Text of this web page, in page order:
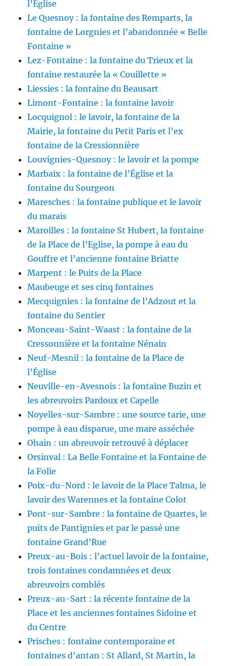
l’Église
Le Quesnoy : la fontaine des Remparts, la
fontaine de Lorgnies et l’abandonnée « Belle
Fontaine »
Lez-Fontaine : la fontaine du Trieux et la
fontaine restaurée la « Couillette »
Liessies : la fontaine du Beausart
Limont-Fontaine : la fontaine lavoir
Locquignol : le lavoir, la fontaine de la
Mairie, la fontaine du Petit Paris et l’ex
fontaine de la Cressionnière
Louvignies-Quesnoy : le lavoir et la pompe
Marbaix : la fontaine de l’Église et la
fontaine du Sourgeon
Maresches : la fontaine publique et le lavoir
du marais
Maroilles : la fontaine St Hubert, la fontaine
de la Place de l’Eglise, la pompe à eau du
Gouffre et l’ancienne fontaine Briatte
Marpent : le Puits de la Place
Maubeuge et ses cinq fontaines
Mecquignies : la fontaine de l’Adzout et la
fontaine du Sentier
Monceau-Saint-Waast : la fontaine de la
Cressonnière et la fontaine Nénain
Neuf-Mesnil : la fontaine de la Place de
l’Église
Neuville-en-Avesnois : la fontaine Buzin et
les abreuvoirs Pardoux et Capelle
Noyelles-sur-Sambre : une source tarie, une
pompe à eau disparue, une mare asséchée
Ohain : un abreuvoir retrouvé à déplacer
Orsinval : La Belle Fontaine et la Fontaine de
la Folie
Poix-du-Nord : le lavoir de la Place Talma, le
lavoir des Warennes et la fontaine Colot
Pont-sur-Sambre : la fontaine de Quartes, le
puits de Pantignies et par le passé une
fontaine Grand’Rue
Preux-au-Bois : l’actuel lavoir de la fontaine,
trois fontaines condamnées et deux
abreuvoirs comblés
Preux-au-Sart : la récente fontaine de la
Place et les anciennes fontaines Sidoine et
du Centre
Prisches : fontaine contemporaine et
fontaines d’antan : St Allard, St Martin, la